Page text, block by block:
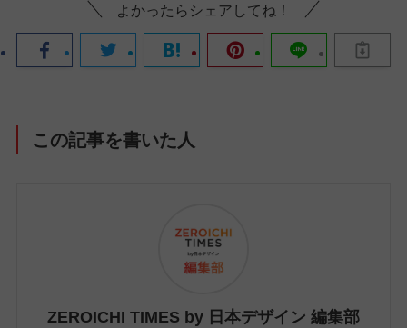
よかったらシェアしてね！
この記事を書いた人
ZEROICHI TIMES by 日本デザイン 編集部